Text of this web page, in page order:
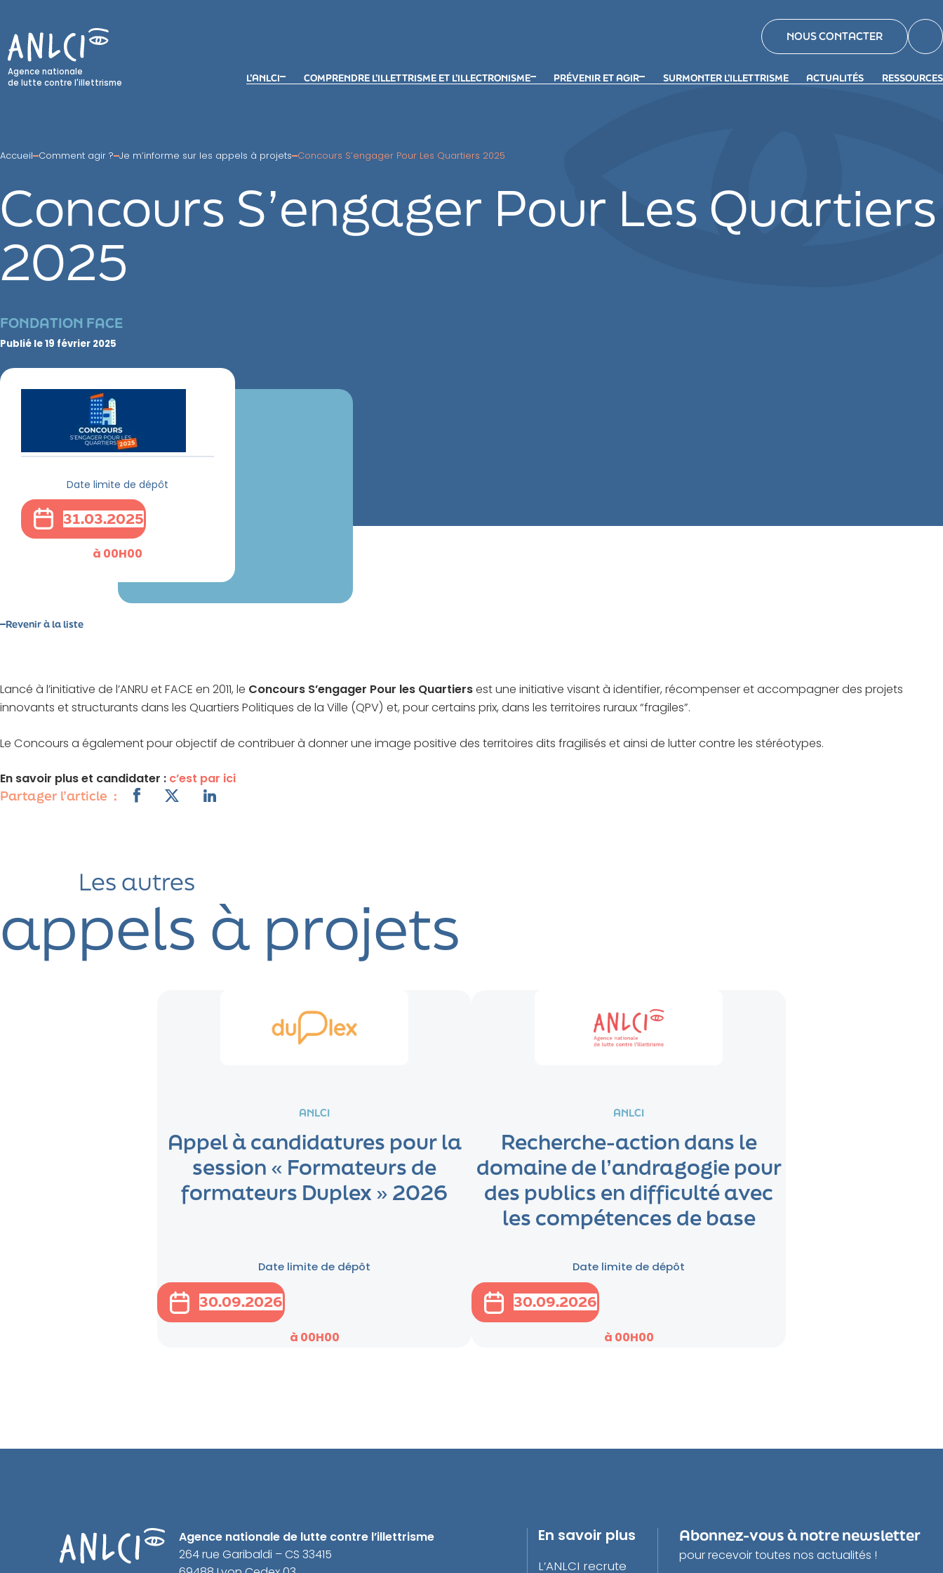
content
Agence nationale
de lutte contre l'illettrisme
L’ANLCI COMPRENDRE L’ILLETTRISME ET L’ILLECTRONISME PRÉVENIR ET AGIR SURMONTER L’ILLETTRISME ACTUALITÉS RESSOURCES
NOUS CONTACTER
Accueil Comment agir ? Je m’informe sur les appels à projets Concours S’engager Pour Les Quartiers 2025
Concours S’engager Pour Les Quartiers
2025
FONDATION FACE
Publié le19 février 2025
Date limite de dépôt
31.03.2025
à 00H00
Revenir à la liste
Lancé à l’initiative de l’ANRU et FACE en 2011, le Concours S’engager Pour les Quartiersest une initiative visant à identifier, récompenser et accompagner des projets
innovants et structurants dans les Quartiers Politiques de la Ville (QPV) et, pour certains prix, dans les territoires ruraux “fragiles”.
Le Concours a également pour objectif de contribuer à donner une image positive des territoires dits fragilisés et ainsi de lutter contre les stéréotypes.
En savoir plus et candidater : c’est par ici
Partager l’article
Les autres
appels à projets
ANLCI
Appel à candidatures pour la
session « Formateurs de
formateurs Duplex » 2026
Date limite de dépôt
30.09.2026
à 00H00
ANLCI
Recherche-action dans le
domaine de l’andragogie pour
des publics en difficulté avec
les compétences de base
Date limite de dépôt
30.09.2026
à 00H00
Agence nationale de lutte contre l’illettrisme
264 rue Garibaldi – CS 33415
En savoir plus
L’ANLCI recrute
Abonnez-vous à notre newsletter
pour recevoir toutes nos actualités !